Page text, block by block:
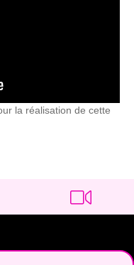
la réalisation de cette